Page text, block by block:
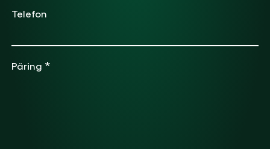
Telefon
Päring *